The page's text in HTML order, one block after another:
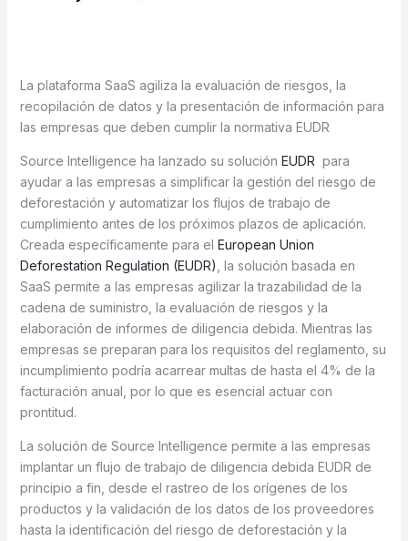
La plataforma SaaS agiliza la evaluación de riesgos, la
recopilación de datos y la presentación de información para
las empresas que deben cumplir la normativa EUDR
Source Intelligence ha lanzado su solución EUDR para
ayudar a las empresas a simplificar la gestión del riesgo de
deforestación y automatizar los flujos de trabajo de
cumplimiento antes de los próximos plazos de aplicación.
Creada específicamente para el European Union
Deforestation Regulation (EUDR) , la solución basada en
SaaS permite a las empresas agilizar la trazabilidad de la
cadena de suministro, la evaluación de riesgos y la
elaboración de informes de diligencia debida. Mientras las
empresas se preparan para los requisitos del reglamento, su
incumplimiento podría acarrear multas de hasta el 4% de la
facturación anual, por lo que es esencial actuar con
prontitud.
La solución de Source Intelligence permite a las empresas
implantar un flujo de trabajo de diligencia debida EUDR de
principio a fin, desde el rastreo de los orígenes de los
productos y la validación de los datos de los proveedores
hasta la identificación del riesgo de deforestación y la